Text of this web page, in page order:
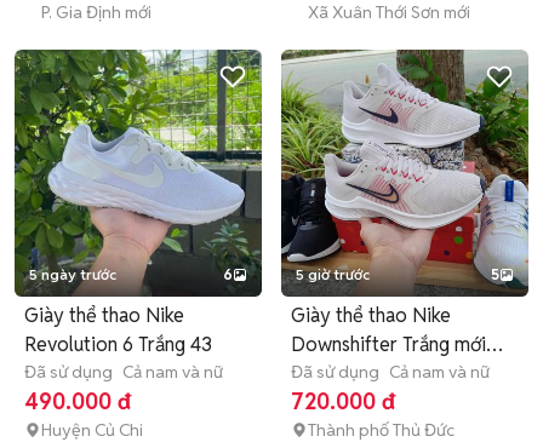
P. Gia Định mới
Xã Xuân Thới Sơn mới
5 ngày trước 6
Giày thể thao Nike
Revolution 6 Trắng 43
Đã sử dụng Cả nam và nữ
490.000 đ
Huyện Củ Chi
5 giờ trước 5
Giày thể thao Nike
Downshifter Trắng mới
95%
Đã sử dụng Cả nam và nữ
720.000 đ
Thành phố Thủ Đức